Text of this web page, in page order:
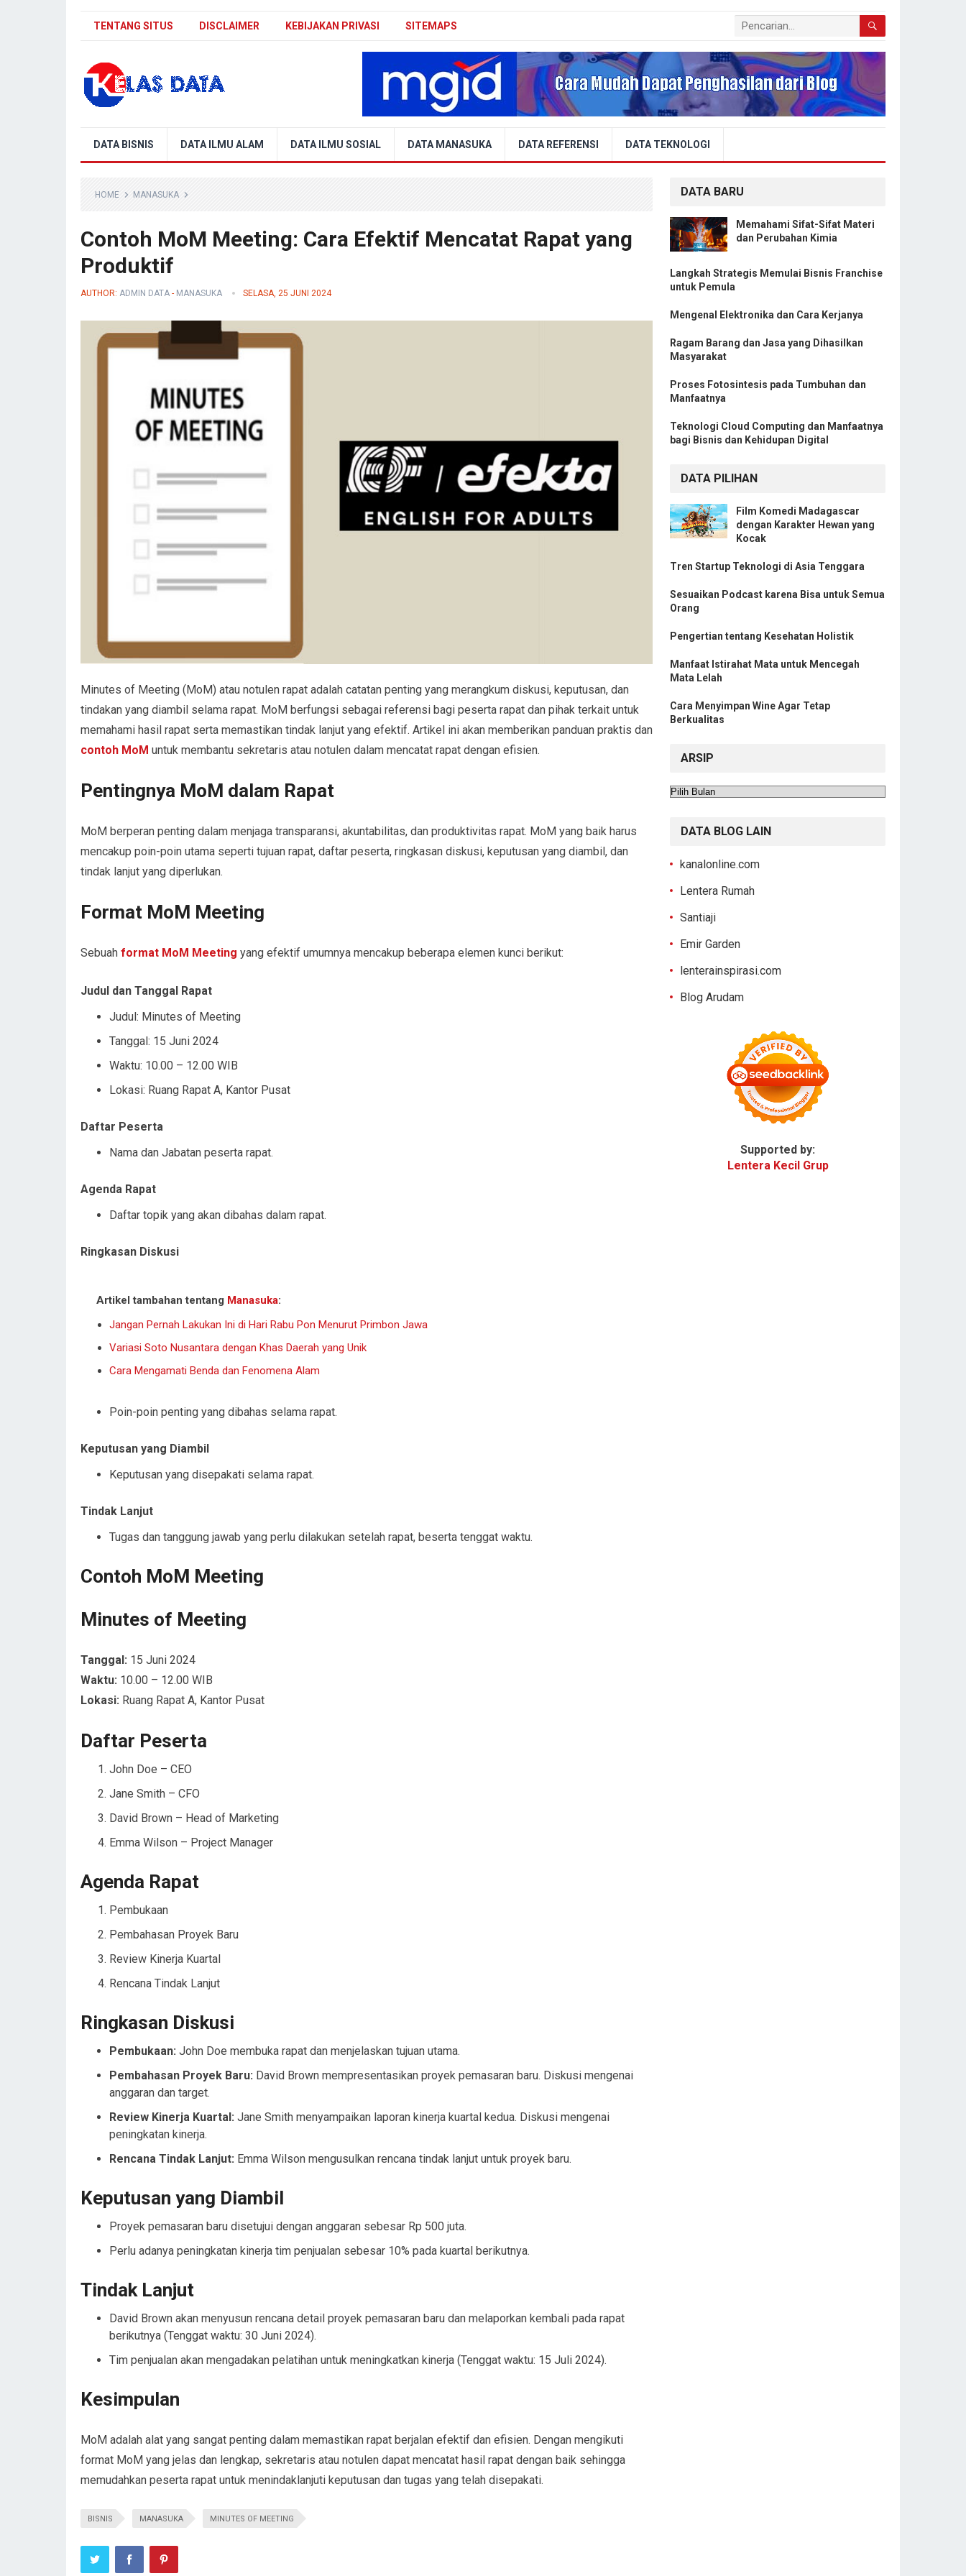
TENTANG SITUS DISCLAIMER KEBIJAKAN PRIVASI SITEMAPS
DATA BISNIS DATA ILMU ALAM DATA ILMU SOSIAL DATA MANASUKA DATA REFERENSI DATA TEKNOLOGI
HOME MANASUKA
Contoh MoM Meeting: Cara Efektif Mencatat Rapat yang
Produktif
AUTHOR: ADMIN DATA - MANASUKA SELASA, 25 JUNI 2024
Minutes of Meeting (MoM) atau notulen rapat adalah catatan penting yang merangkum diskusi, keputusan, dan
tindakan yang diambil selama rapat. MoM berfungsi sebagai referensi bagi peserta rapat dan pihak terkait untuk
memahami hasil rapat serta memastikan tindak lanjut yang efektif. Artikel ini akan memberikan panduan praktis dan
contoh MoM untuk membantu sekretaris atau notulen dalam mencatat rapat dengan efisien.
Pentingnya MoM dalam Rapat
MoM berperan penting dalam menjaga transparansi, akuntabilitas, dan produktivitas rapat. MoM yang baik harus
mencakup poin-poin utama seperti tujuan rapat, daftar peserta, ringkasan diskusi, keputusan yang diambil, dan
tindak lanjut yang diperlukan.
Format MoM Meeting
Sebuah format MoM Meeting yang efektif umumnya mencakup beberapa elemen kunci berikut:
Judul dan Tanggal Rapat
Judul: Minutes of Meeting
Tanggal: 15 Juni 2024
Waktu: 10.00 – 12.00 WIB
Lokasi: Ruang Rapat A, Kantor Pusat
Daftar Peserta
Nama dan Jabatan peserta rapat.
Agenda Rapat
Daftar topik yang akan dibahas dalam rapat.
Ringkasan Diskusi
Artikel tambahan tentang Manasuka:
Jangan Pernah Lakukan Ini di Hari Rabu Pon Menurut Primbon Jawa
Variasi Soto Nusantara dengan Khas Daerah yang Unik
Cara Mengamati Benda dan Fenomena Alam
Poin-poin penting yang dibahas selama rapat.
Keputusan yang Diambil
Keputusan yang disepakati selama rapat.
Tindak Lanjut
Tugas dan tanggung jawab yang perlu dilakukan setelah rapat, beserta tenggat waktu.
Contoh MoM Meeting
Minutes of Meeting
Tanggal: 15 Juni 2024
Waktu: 10.00 – 12.00 WIB
Lokasi: Ruang Rapat A, Kantor Pusat
Daftar Peserta
John Doe – CEO
Jane Smith – CFO
David Brown – Head of Marketing
Emma Wilson – Project Manager
Agenda Rapat
Pembukaan
Pembahasan Proyek Baru
Review Kinerja Kuartal
Rencana Tindak Lanjut
Ringkasan Diskusi
Pembukaan: John Doe membuka rapat dan menjelaskan tujuan utama.
Pembahasan Proyek Baru: David Brown mempresentasikan proyek pemasaran baru. Diskusi mengenai
anggaran dan target.
Review Kinerja Kuartal: Jane Smith menyampaikan laporan kinerja kuartal kedua. Diskusi mengenai
peningkatan kinerja.
Rencana Tindak Lanjut: Emma Wilson mengusulkan rencana tindak lanjut untuk proyek baru.
Keputusan yang Diambil
Proyek pemasaran baru disetujui dengan anggaran sebesar Rp 500 juta.
Perlu adanya peningkatan kinerja tim penjualan sebesar 10% pada kuartal berikutnya.
Tindak Lanjut
David Brown akan menyusun rencana detail proyek pemasaran baru dan melaporkan kembali pada rapat
berikutnya (Tenggat waktu: 30 Juni 2024).
Tim penjualan akan mengadakan pelatihan untuk meningkatkan kinerja (Tenggat waktu: 15 Juli 2024).
Kesimpulan
MoM adalah alat yang sangat penting dalam memastikan rapat berjalan efektif dan efisien. Dengan mengikuti
format MoM yang jelas dan lengkap, sekretaris atau notulen dapat mencatat hasil rapat dengan baik sehingga
memudahkan peserta rapat untuk menindaklanjuti keputusan dan tugas yang telah disepakati.
BISNIS MANASUKA MINUTES OF MEETING
DATA BARU
Memahami Sifat-Sifat Materi
dan Perubahan Kimia
Langkah Strategis Memulai Bisnis Franchise
untuk Pemula
Mengenal Elektronika dan Cara Kerjanya
Ragam Barang dan Jasa yang Dihasilkan
Masyarakat
Proses Fotosintesis pada Tumbuhan dan
Manfaatnya
Teknologi Cloud Computing dan Manfaatnya
bagi Bisnis dan Kehidupan Digital
DATA PILIHAN
Film Komedi Madagascar
dengan Karakter Hewan yang
Kocak
Tren Startup Teknologi di Asia Tenggara
Sesuaikan Podcast karena Bisa untuk Semua
Orang
Pengertian tentang Kesehatan Holistik
Manfaat Istirahat Mata untuk Mencegah
Mata Lelah
Cara Menyimpan Wine Agar Tetap
Berkualitas
ARSIP
Arsip
DATA BLOG LAIN
kanalonline.com
Lentera Rumah
Santiaji
Emir Garden
lenterainspirasi.com
Blog Arudam
Supported by:
Lentera Kecil Grup